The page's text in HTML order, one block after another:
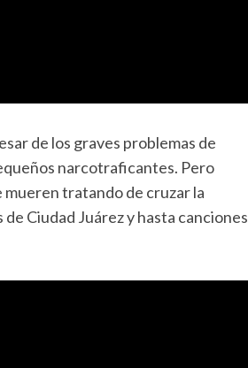
de los graves problemas de
narcotraficantes. Pero
mueren tratando de cruzar la
Ciudad Juárez y hasta canciones